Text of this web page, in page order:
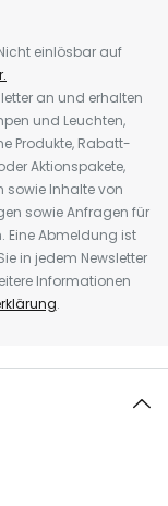
einlösbar auf
an und erhalten
und Leuchten,
Produkte, Rabatt-
Aktionspakete,
sowie Inhalte von
sowie Anfragen für
Eine Abmeldung ist
in jedem Newsletter
Informationen
.